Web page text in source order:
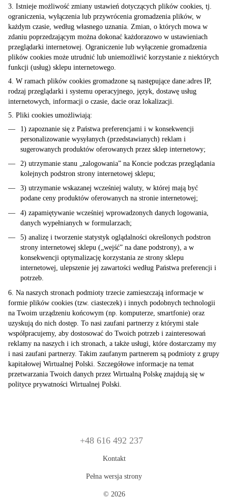
3. Istnieje możliwość zmiany ustawień dotyczących plików cookies, tj.
ograniczenia, wyłączenia lub przywrócenia gromadzenia plików, w
każdym czasie, według własnego uznania. Zmian, o których mowa w
zdaniu poprzedzającym można dokonać każdorazowo w ustawieniach
przeglądarki internetowej. Ograniczenie lub wyłączenie gromadzenia
plików cookies może utrudnić lub uniemożliwić korzystanie z niektórych
funkcji (usług) sklepu internetowego.
4. W ramach plików cookies gromadzone są następujące dane:adres IP,
rodzaj przeglądarki i systemu operacyjnego, język, dostawę usług
internetowych, informacji o czasie, dacie oraz lokalizacji.
5. Pliki cookies umożliwiają:
1) zapoznanie się z Państwa preferencjami i w konsekwencji
personalizowanie wysyłanych (przedstawianych) reklam i
sugerowanych produktów oferowanych przez sklep internetowy;
2) utrzymanie stanu „zalogowania” na Koncie podczas przeglądania
kolejnych podstron strony internetowej sklepu;
3) utrzymanie wskazanej wcześniej waluty, w której mają być
podane ceny produktów oferowanych na stronie internetowej;
4) zapamiętywanie wcześniej wprowadzonych danych logowania,
danych wypełnianych w formularzach;
5) analizę i tworzenie statystyk oglądalności określonych podstron
strony internetowej sklepu („wejść” na dane podstrony), a w
konsekwencji optymalizację korzystania ze strony sklepu
internetowej, ulepszenie jej zawartości według Państwa preferencji i
potrzeb.
6. Na naszych stronach podmioty trzecie zamieszczają informacje w
formie plików cookies (tzw. ciasteczek) i innych podobnych technologii
na Twoim urządzeniu końcowym (np. komputerze, smartfonie) oraz
uzyskują do nich dostęp. To nasi zaufani partnerzy z którymi stale
współpracujemy, aby dostosować do Twoich potrzeb i zainteresowań
reklamy na naszych i ich stronach, a także usługi, które dostarczamy my
i nasi zaufani partnerzy. Takim zaufanym partnerem są podmioty z grupy
kapitałowej Wirtualnej Polski. Szczegółowe informacje na temat
przetwarzania Twoich danych przez Wirtualną Polskę znajdują się w
polityce prywatności Wirtualnej Polski.
+48 616 492 237
Kontakt
Pełna wersja strony
© 2026